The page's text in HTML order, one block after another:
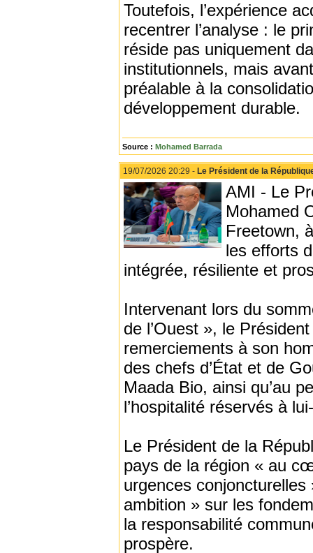
Toutefois, l’expérience
recentrer l’analyse : le
réside pas uniquement
institutionnels, mais
préalable à la
développement durable.
Source : Mohamed Barrada
19/07/2026 20:29 - Le Président de la
AMI - Le
Mohamed
Freetown,
les efforts
intégrée, résiliente et
Intervenant lors du
de l’Ouest », le
remerciements à son
des chefs d’État et de
Maada Bio, ainsi qu’au
l’hospitalité réservés à
Le Président de la
pays de la région « au
urgences
ambition » sur les
la responsabilité
prospère.